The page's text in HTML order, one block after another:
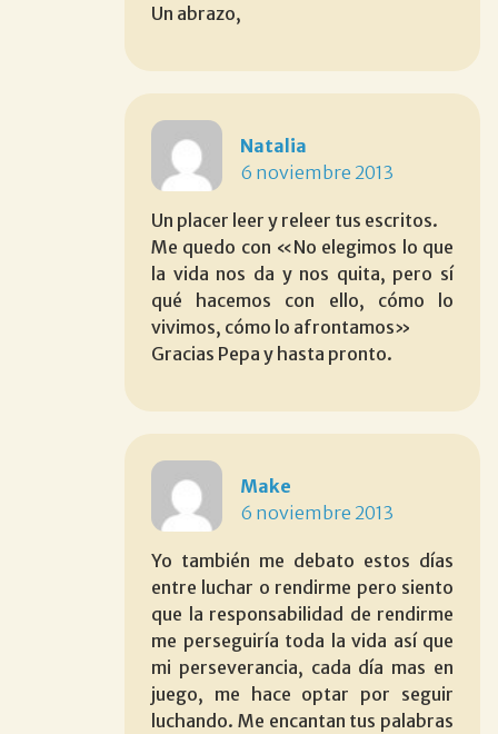
Un abrazo,
Natalia
6 noviembre 2013
Un placer leer y releer tus escritos.
Me quedo con «No elegimos lo que
la vida nos da y nos quita, pero sí
qué hacemos con ello, cómo lo
vivimos, cómo lo afrontamos»
Gracias Pepa y hasta pronto.
Make
6 noviembre 2013
Yo también me debato estos días
entre luchar o rendirme pero siento
que la responsabilidad de rendirme
me perseguiría toda la vida así que
mi perseverancia, cada día mas en
juego, me hace optar por seguir
luchando. Me encantan tus palabras